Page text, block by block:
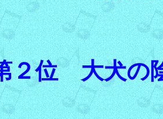
位 大犬の陰